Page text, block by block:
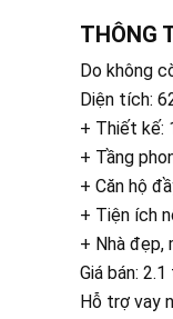
THÔNG
Do không
Diện tích:
+ Thiết kế:
+ Tầng
+ Căn hộ
+ Tiện ích
+ Nhà đẹp,
Giá bán:
Hỗ trợ vay